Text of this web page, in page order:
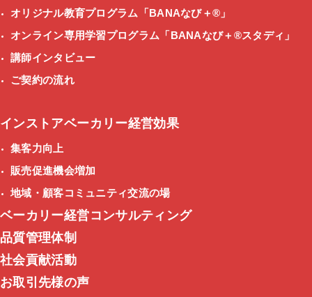
オリジナル教育プログラム 「BANAなび＋®」
オンライン専用学習プログラム 「BANAなび＋®スタディ」
講師インタビュー
ご契約の流れ
インストアベーカリー経営効果
集客力向上
販売促進機会増加
地域・顧客コミュニティ交流の場
ベーカリー経営コンサルティング
品質管理体制
社会貢献活動
お取引先様の声